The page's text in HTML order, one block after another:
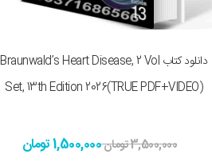
دانلود کتاب Braunwald’s Heart Disease, 2 Vol
Set, 13th Edition 2026(TRUE PDF+VIDEO)
3,500,000 تومان 1,500,000 تومان